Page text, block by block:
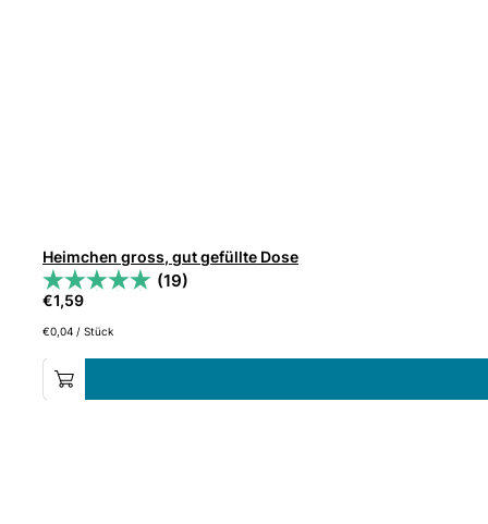
Heimchen gross, gut gefüllte Dose
(19)
€1,59
€0,04 /Stück